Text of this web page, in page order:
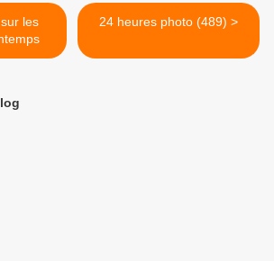
24 heures photo (489) >